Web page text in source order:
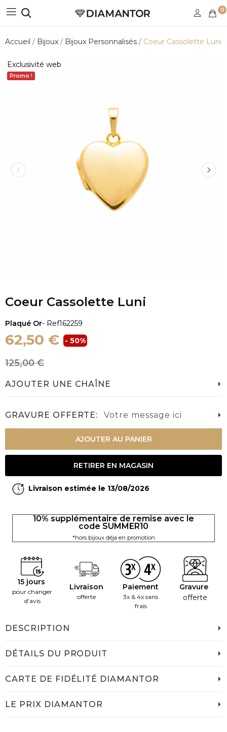
0
Accueil Bijoux Bijoux Personnalisés Coeur Cassolette Luni
Exclusivité web
Promo !
Coeur Cassolette Luni
Plaqué Or- Ref162259
62,50 € - 50%
125,00 €
AJOUTER UNE CHAÎNE
GRAVURE OFFERTE: Votre message ici
AJOUTER AU PANIER
RETIRER EN MAGASIN
Livraison estimée le 13/08/2026
10% supplémentaire de remise avec le
code SUMMER10
*hors bijoux déja en promotion
15 jours
pour changer
d'avis
Livraison
offerte
Paiement
3x & 4x sans
frais
Gravure
offerte
DESCRIPTION
DÉTAILS DU PRODUIT
CARTE DE FIDÉLITÉ DIAMANTOR
LE PRIX DIAMANTOR